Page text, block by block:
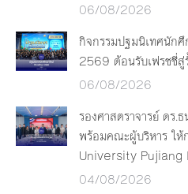
06/08/2026
กิจกรรมปฐมนิเทศนัก
2569 ต้อนรับเฟรชชี่สู่
06/08/2026
รองศาสตราจารย์ ดร.
พร้อมคณะผู้บริหาร ใ
University
04/08/2026